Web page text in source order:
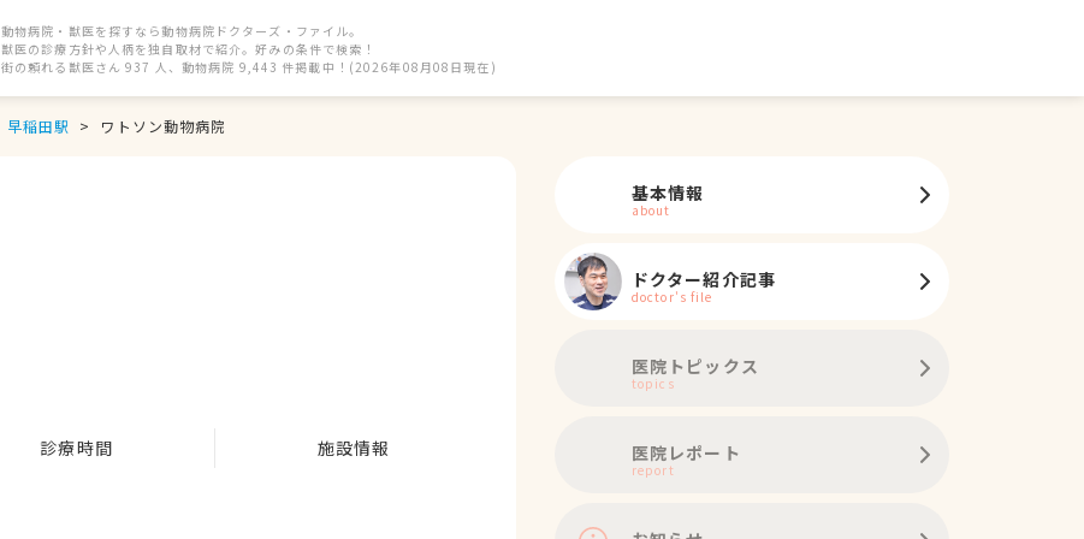
動物病院・獣医を探すなら動物病院ドクターズ・ファイル。
獣医の診療方針や人柄を独自取材で紹介。好みの条件で検索！
街の頼れる獣医さん 937 人、動物病院 9,443 件掲載中！(2026年08月08日現在)
早稲田駅 ワトソン動物病院
診療時間 施設情報
基本情報
about
ドクター紹介記事
doctor's file
医院トピックス
topics
医院レポート
report